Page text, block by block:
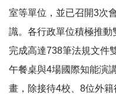
室等單位，並已召開3次
識。各行政單位積極推
完成高達738筆法規文件
午餐桌與4場國際知能演
畫，除接待4校、8位外